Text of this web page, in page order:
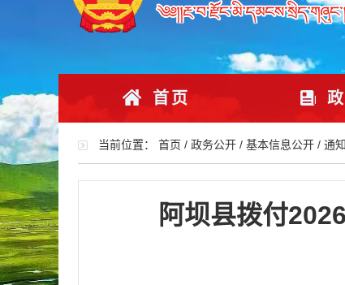
首页
当前位置： 首页 / 政务公开 / 基本信息公开 / 通
阿坝县拨付